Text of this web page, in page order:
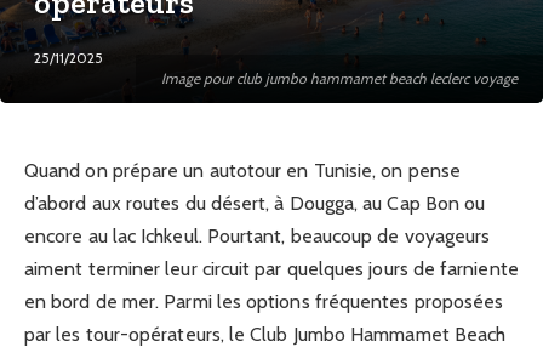
Image pour club jumbo hammamet beach leclerc voyage
25/11/2025
Quand on prépare un autotour en Tunisie, on pense
d’abord aux routes du désert, à Dougga, au Cap Bon ou
encore au lac Ichkeul. Pourtant, beaucoup de voyageurs
aiment terminer leur circuit par quelques jours de farniente
en bord de mer. Parmi les options fréquentes proposées
par les tour-opérateurs, le Club Jumbo Hammamet Beach